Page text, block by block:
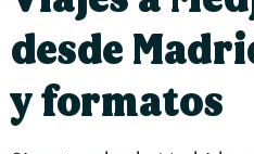
desde
y formatos